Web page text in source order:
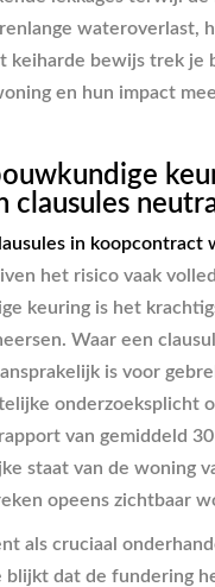
wateroverlast,
keiharde bewijs trek je
en hun impact
clausules
in koopcontract
het risico vaak
keuring is het
Waar een
is voor
onderzoeksplicht
van gemiddeld 30
staat van de woning
opeens zichtbaar
als cruciaal
blijkt dat de fundering